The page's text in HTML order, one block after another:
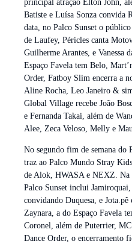
principal atração Elton John,
Batiste e Luísa Sonza convida
data, no Palco Sunset o público
de Laufey, Péricles canta
Guilherme Arantes, e Vanessa
Espaço Favela tem Belo,
Order, Fatboy Slim encerra a
Aline Rocha, Leo Janeiro &
Global Village recebe João
e Fernanda Takai, além de
Alee, Zeca Veloso, Melly e
No segundo fim de semana do
traz ao Palco Mundo Stray
de Alok, HWASA e NEXZ. Na
Palco Sunset inclui
convidando Duquesa, e
Zaynara, a do Espaço Favela
Coronel, além de Puterrier,
Dance Order, o encerramento